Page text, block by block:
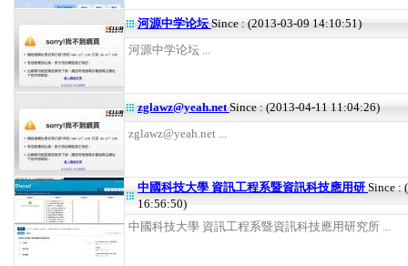
河源中学论坛Since : (2013-03-09 14:10:51)
河源中学论坛 ...
zglawz@yeah.netSince : (2013-04-11 11:04:26)
zglawz@yeah.net ...
中國科技大學 資訊工程系暨資訊科技應用研Since :
16:56:50)
中國科技大學 資訊工程系暨資訊科技應用研究所 ...